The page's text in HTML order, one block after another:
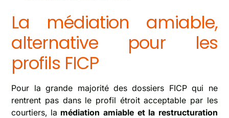
La médiation amiable,
alternative pour les
profils FICP
Pour la grande majorité des dossiers FICP qui ne
rentrent pas dans le profil étroit acceptable par les
courtiers, la médiation amiable et la restructuration